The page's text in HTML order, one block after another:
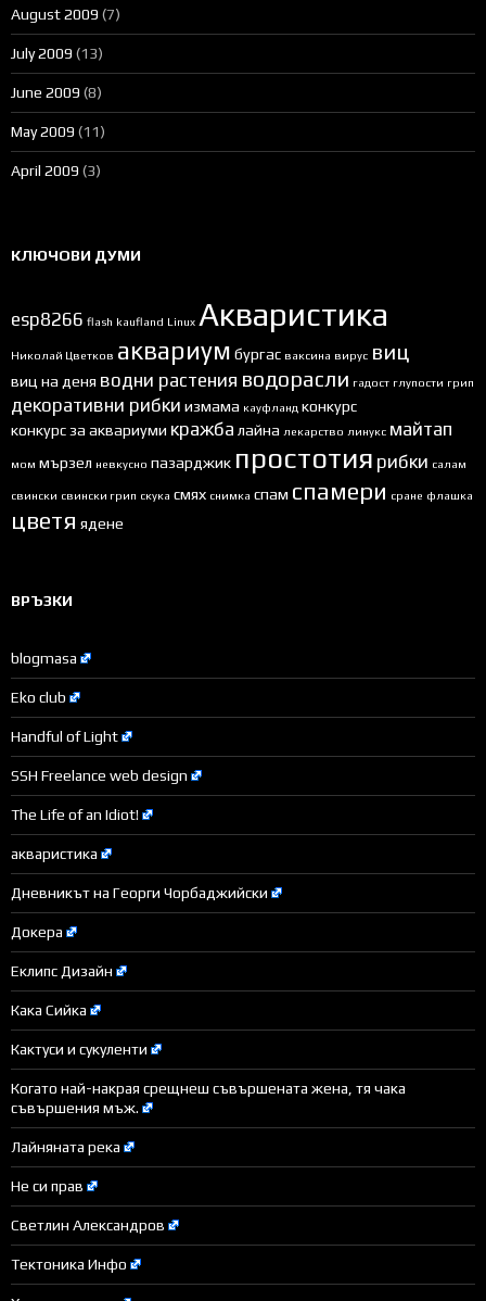
August 2009 (7)
July 2009 (13)
June 2009 (8)
May 2009 (11)
April 2009 (3)
КЛЮЧОВИ ДУМИ
esp8266 flash kaufland Linux Акваристика
Николай Цветков аквариум бургас ваксина вирус виц
виц на деня водни растения водорасли гадост глупости грип
декоративни рибки измама кауфланд конкурс
конкурс за аквариуми кражба лайна лекарство линукс майтап
мом мързел невкусно пазарджик простотия рибки салам
свински свински грип скука смях снимка спам спамери сране флашка
цветя ядене
ВРЪЗКИ
blogmasa
Eko club
Handful of Light
SSH Freelance web design
The Life of an Idiot!
акваристика
Дневникът на Георги Чорбаджийски
Докера
Еклипс Дизайн
Кака Сийка
Кактуси и сукуленти
Когато най-накрая срещнеш съвършената жена, тя чака
съвършения мъж.
Лайняната река
Не си прав
Светлин Александров
Тектоника Инфо